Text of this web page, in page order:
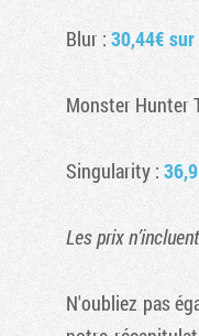
Blur : 30,44€
Monster Hunter
Singularity :
Les prix
N'oubliez pas